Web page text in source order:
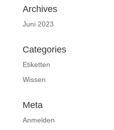
Archives
Juni 2023
Categories
Etiketten
Wissen
Meta
Anmelden